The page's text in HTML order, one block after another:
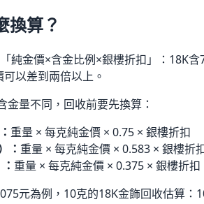
換算？
純金價×含金比例×銀樓折扣」：18K
以差到兩倍以上。
金量不同，回收前要先換算：
重量 × 每克純金價 × 0.75 × 銀樓折扣
： 重量 × 每克純金價 × 0.583 × 銀樓折
重量 × 每克純金價 × 0.375 × 銀樓折扣
元為例，10克的18K金飾回收估算：